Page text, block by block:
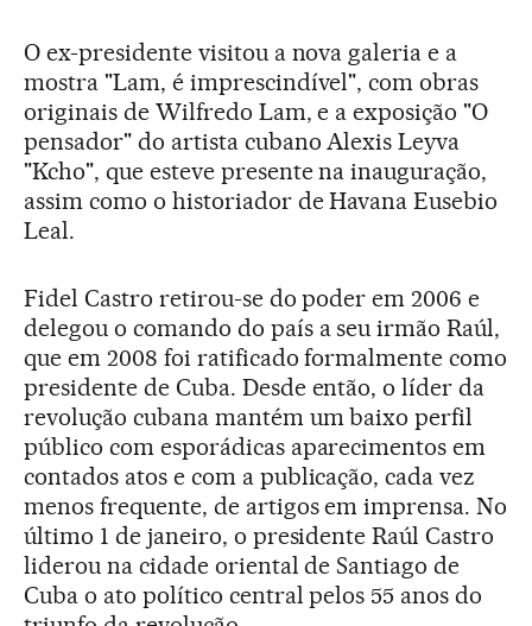
O ex-presidente visitou a nova galeria e a
mostra "Lam, é imprescindível", com obras
originais de Wilfredo Lam, e a exposição "O
pensador" do artista cubano Alexis Leyva
"Kcho", que esteve presente na inauguração,
assim como o historiador de Havana Eusebio
Leal.
Fidel Castro retirou-se do poder em 2006 e
delegou o comando do país a seu irmão Raúl,
que em 2008 foi ratificado formalmente como
presidente de Cuba. Desde então, o líder da
revolução cubana mantém um baixo perfil
público com esporádicas aparecimentos em
contados atos e com a publicação, cada vez
menos frequente, de artigos em imprensa. No
último 1 de janeiro, o presidente Raúl Castro
liderou na cidade oriental de Santiago de
Cuba o ato político central pelos 55 anos do